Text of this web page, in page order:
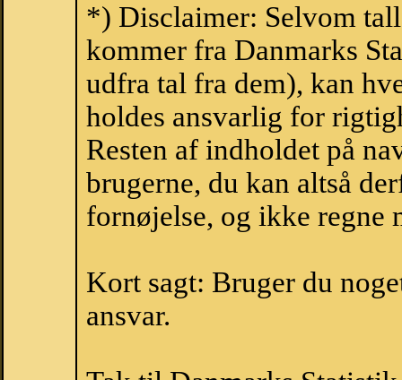
*) Disclaimer: Selvom
kommer fra Danmarks
udfra tal fra dem), kan
holdes ansvarlig for
Resten af indholdet på
brugerne, du kan altså
fornøjelse, og ikke regne
Kort sagt: Bruger du
ansvar.